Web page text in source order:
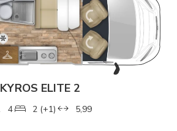
KYROS ELITE 2
4 2 (+1) 5,99